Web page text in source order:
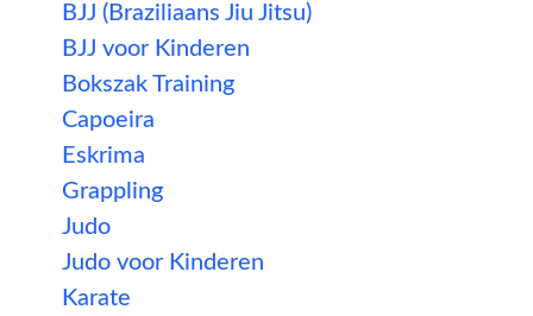
BJJ (Braziliaans Jiu Jitsu)
BJJ voor Kinderen
Bokszak Training
Capoeira
Eskrima
Grappling
Judo
Judo voor Kinderen
Karate